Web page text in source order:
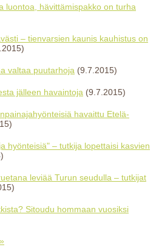
luontoa, hävittämispakko on turha
– tienvarsien kaunis kauhistus on
valtaa puutarhoja (9.7.2015)
jälleen havaintoja (9.7.2015)
havaittu Etelä-
hyönteisiä" – tutkija lopettaisi kasvien
leviää Turun seudulla – tutkijat
Sitoudu hommaan vuosiksi